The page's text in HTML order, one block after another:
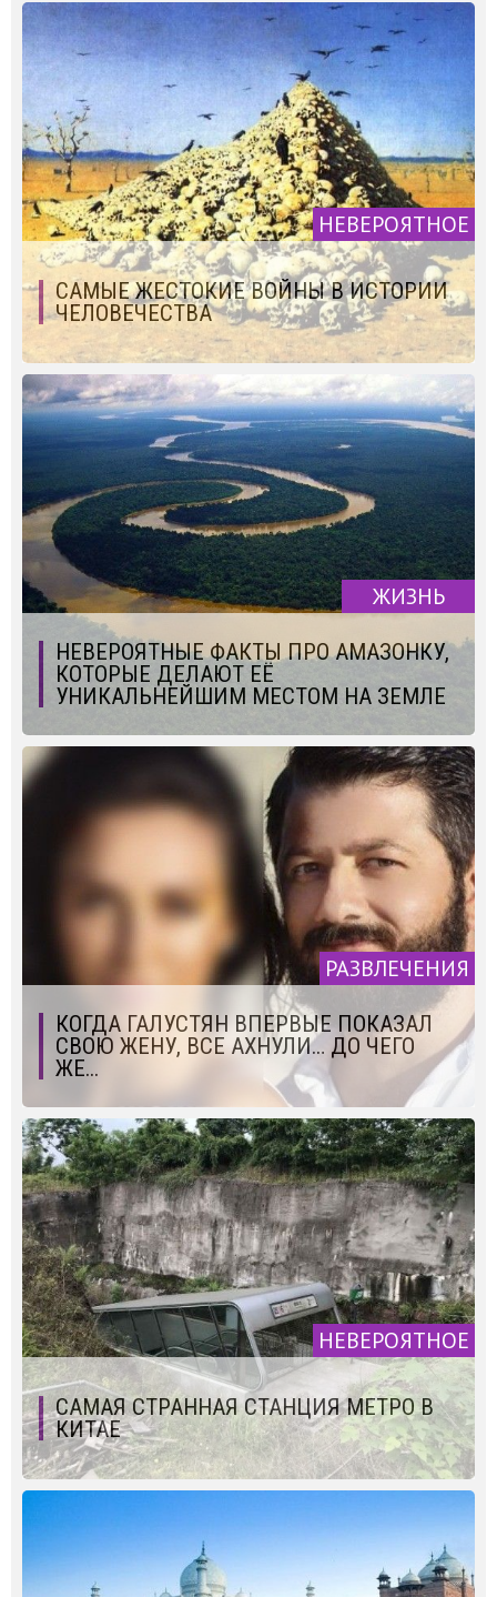
НЕВЕРОЯТНОЕ
САМЫЕ ЖЕСТОКИЕ ВОЙНЫ В ИСТОРИИ
ЧЕЛОВЕЧЕСТВА
ЖИЗНЬ
НЕВЕРОЯТНЫЕ ФАКТЫ ПРО АМАЗОНКУ,
КОТОРЫЕ ДЕЛАЮТ ЕЁ
УНИКАЛЬНЕЙШИМ МЕСТОМ НА ЗЕМЛЕ
РАЗВЛЕЧЕНИЯ
КОГДА ГАЛУСТЯН ВПЕРВЫЕ ПОКАЗАЛ
СВОЮ ЖЕНУ, ВСЕ АХНУЛИ… ДО ЧЕГО
ЖЕ...
НЕВЕРОЯТНОЕ
САМАЯ СТРАННАЯ СТАНЦИЯ МЕТРО В
КИТАЕ